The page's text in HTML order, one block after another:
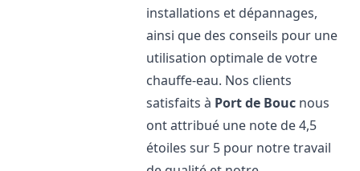
installations et dépannages,
ainsi que des conseils pour une
utilisation optimale de votre
chauffe-eau. Nos clients
satisfaits à Port de Bouc nous
ont attribué une note de 4,5
étoiles sur 5 pour notre travail